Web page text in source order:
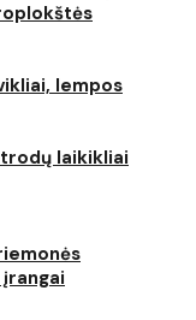
lempos
laikikliai